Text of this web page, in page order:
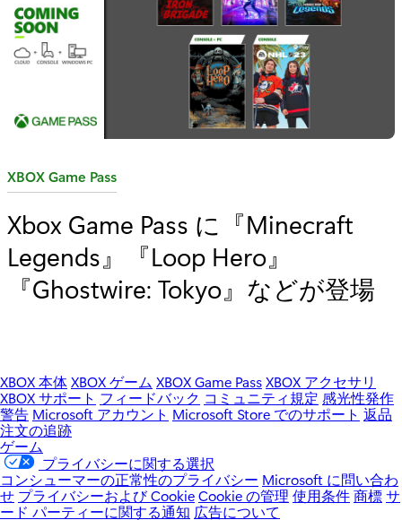
カ
ゴ
リ
:
XBOX Game Pass
Xbox Game Pass に『Minecraft
Legends』『Loop Hero』
『Ghostwire: Tokyo』などが登場
XBOX 本体XBOX ゲーム XBOX Game PassXBOX アクセサリ
XBOX サポート フィードバック コミュニティ規定 感光性発作
警告 Microsoft アカウント Microsoft Store でのサポート 返品
注文の追跡
ゲーム
プライバシーに関する選択
コンシューマーの正常性のプライバシー Microsoft に問い合わ
せ プライバシーおよび CookieCookie の管理 使用条件商標サ
ード パーティーに関する通知 広告について